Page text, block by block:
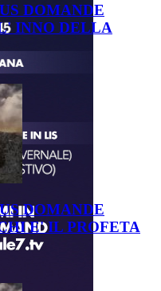
DOMANDE
INNO DELLA
DOMANDE
E' IL PROFETA